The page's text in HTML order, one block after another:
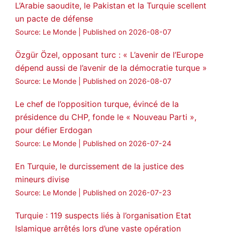
Amitiés kurdes de Bretagne a retweeté
MedyaNews @medyanews_ · 24 Jan 2025
🔴DEM Party Imrali delegation made a
statement on Abdullah Öcalan meeting
#AbdullahÖcalan #PeaceProcess
🔗https://medyanews.rs/h4lwBwQ
3
L’Arabie saoudite, le Pakistan et la Turquie scellent
un pacte de défense
Source: Le Monde Published on 2026-08-07
Özgür Özel, opposant turc : « L’avenir de l’Europe
dépend aussi de l’avenir de la démocratie turque »
Source: Le Monde Published on 2026-08-07
Le chef de l’opposition turque, évincé de la
présidence du CHP, fonde le « Nouveau Parti »,
pour défier Erdogan
Source: Le Monde Published on 2026-07-24
En Turquie, le durcissement de la justice des
mineurs divise
Source: Le Monde Published on 2026-07-23
Turquie : 119 suspects liés à l’organisation Etat
Islamique arrêtés lors d’une vaste opération